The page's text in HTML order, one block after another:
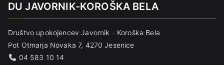
DU JAVORNIK-KOROŠKA BELA
Društvo upokojencev Javornik - Koroška Bela
Pot Otmarja Novaka 7, 4270 Jesenice
04 583 10 14